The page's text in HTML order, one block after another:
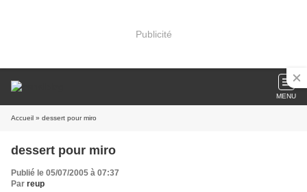
Publicité
MENU
Accueil » dessert pour miro
dessert pour miro
Publié le 05/07/2005 à 07:37
Par reup